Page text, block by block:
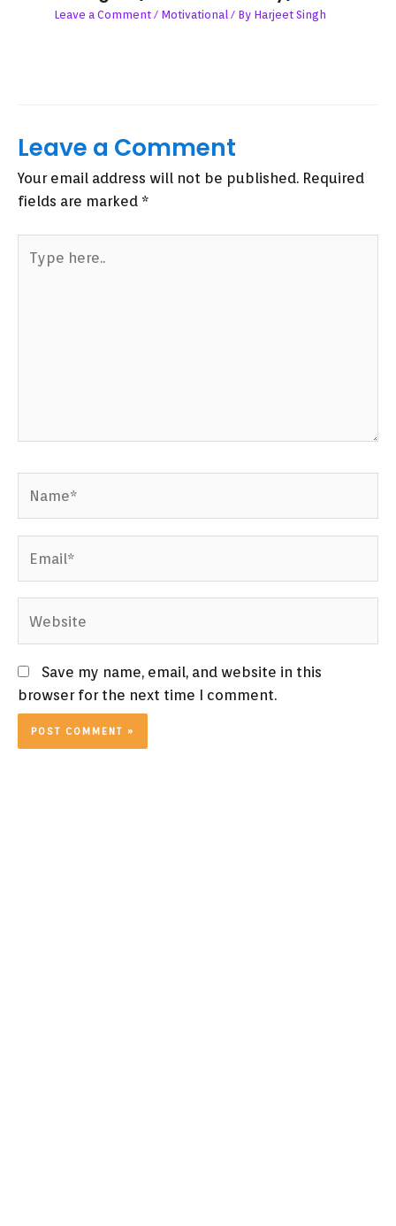
Leave a Comment / Motivational / By Harjeet Singh
Leave a Comment
Your email address will not be published. Required
fields are marked *
here..
Save my name, email, and website in this
browser for the next time I comment.